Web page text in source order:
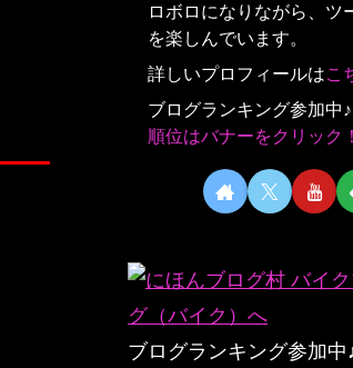
ロボロになりながら、ツ
を楽しんでいます。
詳しいプロフィールはこ
ブログランキング参加中♪
順位はバナーをクリック！
ブログランキング参加中